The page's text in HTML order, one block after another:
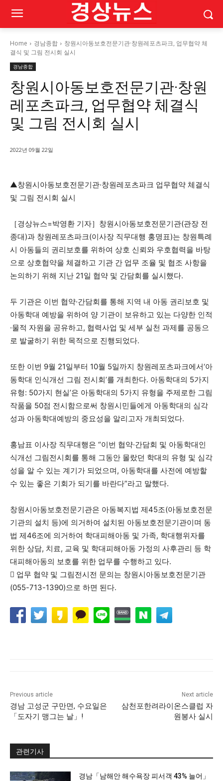
Home 경남종합
창원시아동보호전문기관·창원레포츠파크, 업무협약 체
결식 및 그림 전시회 실시
경남종합
창원시아동보호전문기관·창원
레포츠파크, 업무협약 체결식
및 그림 전시회 실시
2022년 09월 22일
▲창원시아동보호전문기관·창원레포츠파크 업무협약 체결식
및 그림 전시회 실시
［경상뉴스=박영환 기자］창원시아동보호전문기관(관장 전
종대)과 창원레포츠파크(이사장 직무대행 홍명표)는 창원특례
시 아동들의 권리보호를 위하여 상호 신뢰와 우호협력을 바탕
으로 상호협약을 체결하고 기관 간 업무 조율 및 협조 사항을
논의하기 위해 지난 21일 협약 및 간담회를 실시했다.
두 기관은 이번 협약·간담회를 통해 지역 내 아동 권리보호 및
아동학대 예방을 위하여 양 기관이 보유하고 있는 다양한 인적
·물적 자원을 공유하고, 협력사업 및 세부 실천 과제를 공동으
로 발굴하기 위한 목적으로 진행되었다.
또한 이번 9월 21일부터 10월 5일까지 창원레포츠파크에서‘아
동학대 인식개선 그림 전시회’를 개최한다. 아동학대의 5가지
유형: 50가지 현실’은 아동학대의 5가지 유형을 주제로한 그림
작품을 50점 전시함으로써 창원시민들에게 아동학대의 심각
성과 아동학대예방의 중요성을 알리고자 개최되었다.
홍남표 이사장 직무대행은 “이번 협약·간담회 및 아동학대인
식개선 그림전시회를 통해 그동안 몰랐던 학대의 유형 및 심각
성을 알 수 있는 계기가 되었으며, 아동학대를 사전에 예방할
수 있는 좋은 기회가 되기를 바란다”라고 말했다.
창원시아동보호전문기관은 아동복지법 제45조(아동보호전문
기관의 설치 등)에 의거하여 설치된 아동보호전문기관이며 동
법 제46조에 의거하여 학대피해아동 및 가족, 학대행위자를
위한 상담, 치료, 교육 및 학대피해아동 가정의 사후관리 등 학
대피해아동의 보호를 위한 업무를 수행하고 있다.
 업무 협약 및 그림전시전 문의는 창원시아동보호전문기관
(055-713-1390)으로 하면 된다.
Previous article
경남 고성군 구만면, 수요일은
「도자기 맹그는 날」!
Next article
삼천포한려라이온스클럽 자
원봉사 실시
관련기사
경남「남해안 해수욕장 피서객 43% 늘어」